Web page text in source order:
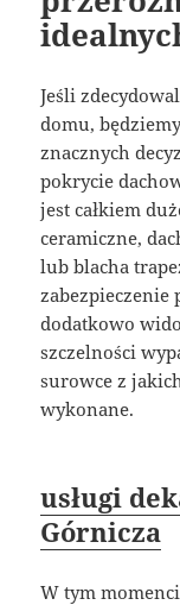
Jeśli
domu,
znacznych
pokrycie
jest całkiem
ceramiczne,
lub blacha
zabezpieczenie
dodatkowo
szczelności
surowce z
wykonane.
usługi
Górnicza
W tym